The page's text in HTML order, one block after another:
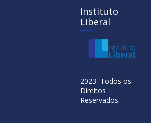
Instituto
Liberal
2023 Todos os
Direitos
Reservados.